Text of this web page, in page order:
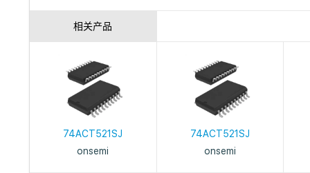
相关产品
74ACT521SJ
onsemi
74ACT521SJ
onsemi